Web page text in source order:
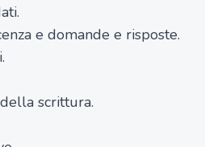
e domande e risposte.
scrittura.